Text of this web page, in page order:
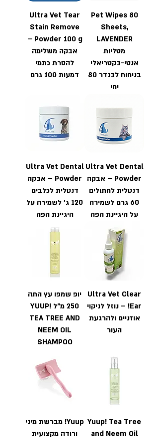
Pet Wipes 80
Sheets,
LAVENDER
מטליות
אנטי-בקטריאלי
בניחוח לבנדר 80
יחי
Ultra Vet Tear
Stain Remove
Powder 100 g –
אבקה משלימה
להסרת כתמי
דמעות 100 גרם
Ultra Vet Dental
Powder – אבקה
דנטלית לחתולים
60 גרם לשמירה
על היגיינת הפה
Ultra Vet Dental
Powder – אבקה
דנטלית לכלבים
120 ג' לשמירה על
היגיינת הפה
Ultra Vet Clear
Ear! – נוזל לניקוי
אוזניים ולהרגעת
העור
יופ שמפו עץ התה
250 מ"ל YUUP!
TEA TREE AND
NEEM OIL
SHAMPOO
Yuup! Tea Tree
and Neem Oil
Yuup! מברשת מיני
ורודה מקצועית